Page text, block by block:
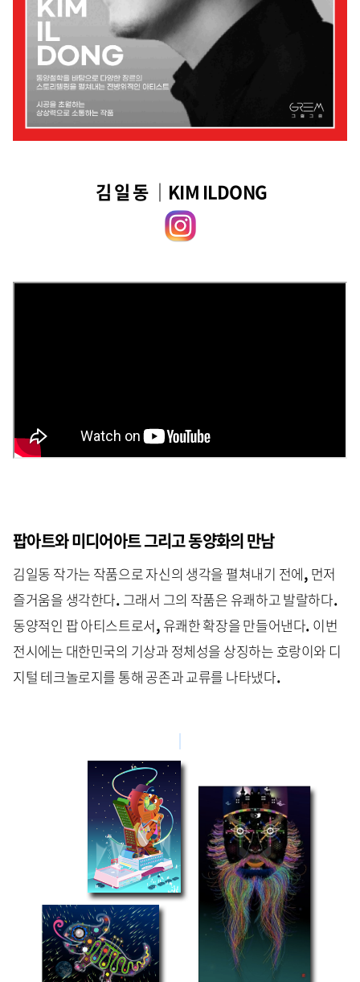
김 일 동 ｜KIM ILDONG
팝아트와 미디어아트 그리고 동양화의 만남
김일동 작가는 작품으로 자신의 생각을 펼쳐내기 전에, 먼저
즐거움을 생각한다. 그래서 그의 작품은 유쾌하고 발랄하다.
동양적인 팝 아티스트로서, 유쾌한 확장을 만들어낸다. 이번
전시에는 대한민국의 기상과 정체성을 상징하는 호랑이와 디
지털 테크놀로지를 통해 공존과 교류를 나타냈다.